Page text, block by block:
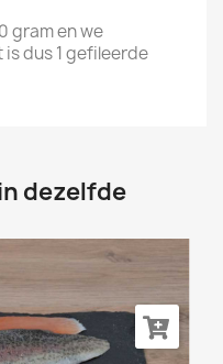
gram en we
dus 1 gefileerde
dezelfde